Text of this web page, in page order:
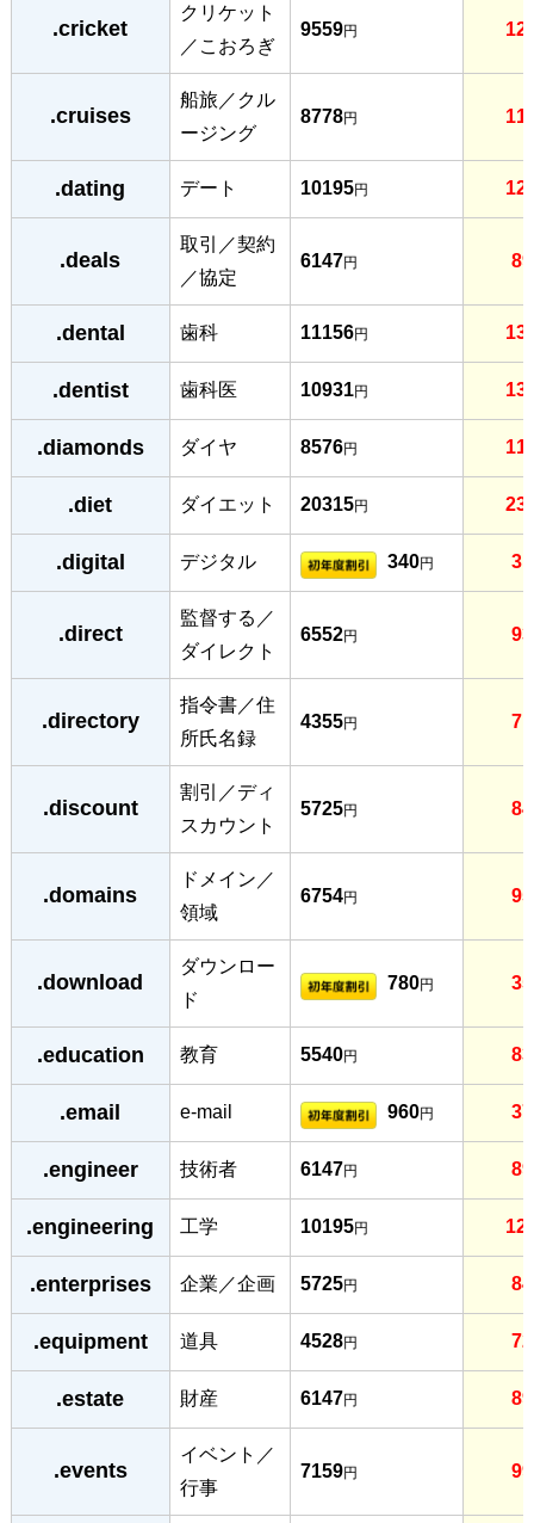
.cricket
クリケット
／こおろぎ
9559円
.cruises
船旅／クル
ージング
8778円
.dating デート 10195円
.deals
取引／契約
／協定
6147円
.dental 歯科 11156円
.dentist 歯科医 10931円
.diamonds ダイヤ 8576円
.diet ダイエット 20315円
.digital デジタル 340円
.direct
監督する／
ダイレクト
6552円
.directory
指令書／住
所氏名録
4355円
.discount
割引／ディ
スカウント
5725円
.domains
ドメイン／
領域
6754円
.download
ダウンロー
ド
780円
.education 教育 5540円
.email e-mail 960円
.engineer 技術者 6147円
.engineering 工学 10195円
.enterprises 企業／企画 5725円
.equipment 道具 4528円
.estate 財産 6147円
.events
イベント／
行事
7159円